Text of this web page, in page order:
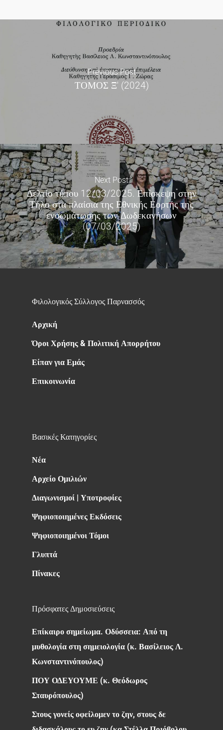
Previous Post
ΤΟΜΟΣ Ξ' (2024)
Next Post
Δελτίο τύπου 12/03/2025. Επίσκεψη στην
Τήλο στα πλαίσια της Εθνικής Εορτής της
ενσωμάτωσης των Δωδεκανήσων
(07/03/2025)
Φιλολογικός Σύλλογος Παρνασσός
Αρχική
Όροι Χρήσης & Πολιτική Απορρήτου
Είπαν για Εμάς
Επικοινωνία
Βασικές Κατηγορίες
Νέα
Αρχείο Ομιλιών
Διαγωνισμοί | Υποτροφίες
Ψηφιοποιημένες Εκδόσεις
Ψηφιοποιημένοι Τόμοι
Γλυπτά
Πίνακες
Πρόσφατες Δημοσιεύσεις
Επίκαιρο σημείωμα. Οδύσσεια: Από τη
μυθολογία στη σημειολογία (κ. Βασίλειος Λ.
Κωνσταντινόπουλος)
ΠΟΥ ΟΔΕΥΟΥΜΕ (κ. Θεόδωρος
Σταυρόπουλος)
Στους γονείς οφείλομεν το ζην, στους δε